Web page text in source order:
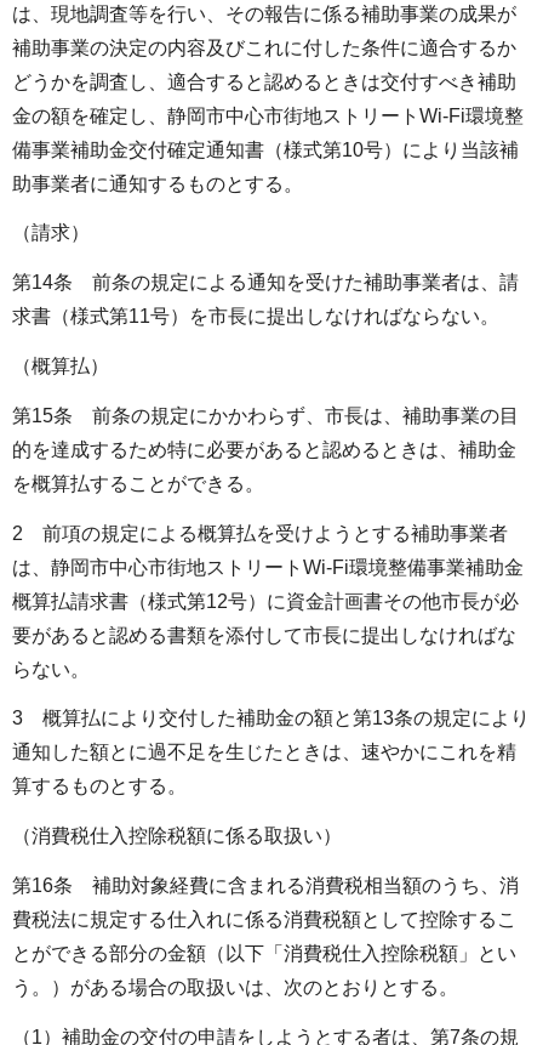
は、現地調査等を行い、その報告に係る補助事業の成果が
補助事業の決定の内容及びこれに付した条件に適合するか
どうかを調査し、適合すると認めるときは交付すべき補助
金の額を確定し、静岡市中心市街地ストリートWi-Fi環境整
備事業補助金交付確定通知書（様式第10号）により当該補
助事業者に通知するものとする。
（請求）
第14条 前条の規定による通知を受けた補助事業者は、請
求書（様式第11号）を市長に提出しなければならない。
（概算払）
第15条 前条の規定にかかわらず、市長は、補助事業の目
的を達成するため特に必要があると認めるときは、補助金
を概算払することができる。
2 前項の規定による概算払を受けようとする補助事業者
は、静岡市中心市街地ストリートWi-Fi環境整備事業補助金
概算払請求書（様式第12号）に資金計画書その他市長が必
要があると認める書類を添付して市長に提出しなければな
らない。
3 概算払により交付した補助金の額と第13条の規定により
通知した額とに過不足を生じたときは、速やかにこれを精
算するものとする。
（消費税仕入控除税額に係る取扱い）
第16条 補助対象経費に含まれる消費税相当額のうち、消
費税法に規定する仕入れに係る消費税額として控除するこ
とができる部分の金額（以下「消費税仕入控除税額」とい
う。）がある場合の取扱いは、次のとおりとする。
（1）補助金の交付の申請をしようとする者は、第7条の規